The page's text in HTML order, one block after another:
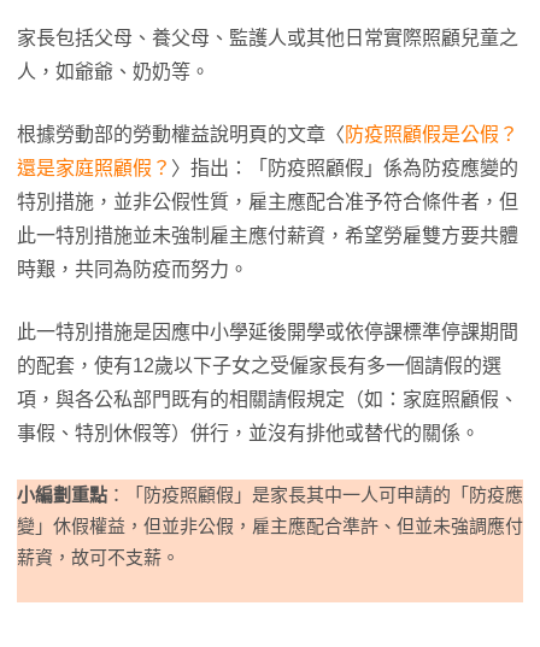
家長包括父母、養父母、監護人或其他日常實際照顧兒童之
人，如爺爺、奶奶等。
根據勞動部的勞動權益說明頁的文章〈 防疫照顧假是公假？
還是家庭照顧假？ 〉指出：「防疫照顧假」係為防疫應變的
特別措施，並非公假性質，雇主應配合准予符合條件者，但
此一特別措施並未強制雇主應付薪資，希望勞雇雙方要共體
時艱，共同為防疫而努力。
此一特別措施是因應中小學延後開學或依停課標準停課期間
的配套，使有12歲以下子女之受僱家長有多一個請假的選
項，與各公私部門既有的相關請假規定（如：家庭照顧假、
事假、特別休假等）併行，並沒有排他或替代的關係。
小編劃重點 ：「防疫照顧假」是家長其中一人可申請的「防疫應
變」休假權益，但並非公假，雇主應配合準許、但並未強調應付
薪資，故可不支薪。